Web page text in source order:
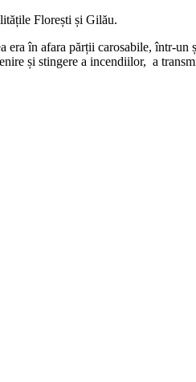
Florești și Gilău.
în afara părții carosabile, într-un
și stingere a incendiilor, a